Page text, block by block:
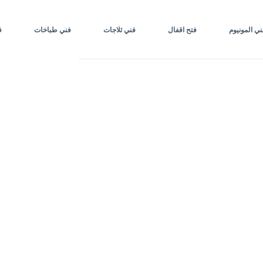
المونيوم فتح اقفال فني ثلاجات فني طباخات